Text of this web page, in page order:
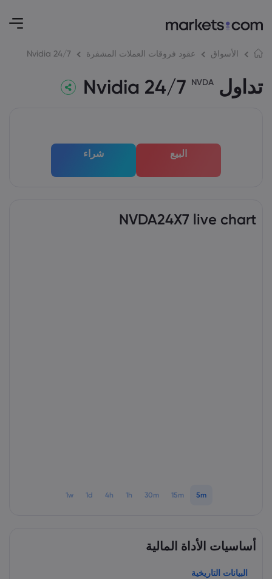
الأسواق عقود فروقات العملات المشفرة Nvidia 24/7
تداول Nvidia 24/7 NVDA
البيع شراء
NVDA24X7 live chart
5m
15m
30m
1h
4h
1d
1w
أساسيات الأداة المالية
البيانات التاريخية